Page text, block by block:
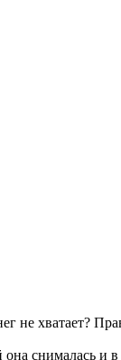
хватает?
снималась и